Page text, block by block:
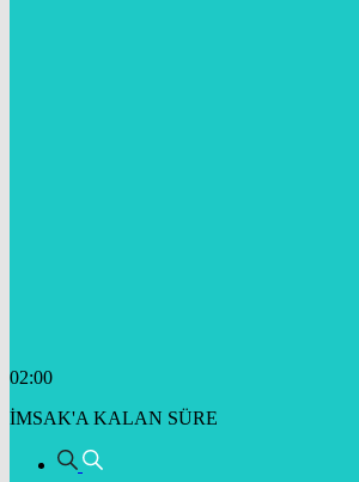
02:00
İMSAK'A KALAN SÜRE